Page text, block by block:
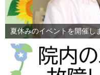
夏休みのイベントを開催し